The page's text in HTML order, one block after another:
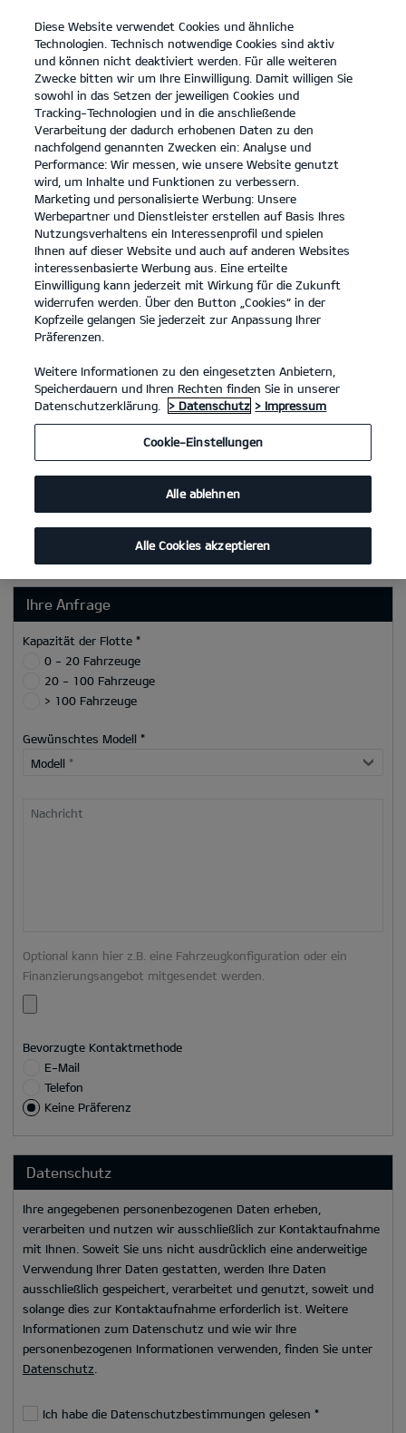
open
menu
KONTAKT
KONTAKT UNTERNEHMEN
KONTAKT UNTERNEHMEN
Ihre Kontaktdaten
Anrede*
Vorname*
Nachname*
Unternehmen*
Straße/Nr.
E-Mail*
Ihre Anfrage
Kapazität der Flotte *
0 - 20 Fahrzeuge
20 - 100 Fahrzeuge
> 100 Fahrzeuge
Gewünschtes Modell *
Modell *
Nachricht
Optional kann hier z.B. eine Fahrzeugkonfiguration oder ein
Finanzierungsangebot mitgesendet werden.
Bevorzugte Kontaktmethode
E-Mail
Telefon
Keine Präferenz
Datenschutz
Ihre angegebenen personenbezogenen Daten erheben,
verarbeiten und nutzen wir ausschließlich zur Kontaktaufnahme
mit Ihnen. Soweit Sie uns nicht ausdrücklich eine anderweitige
Verwendung Ihrer Daten gestatten, werden Ihre Daten
ausschließlich gespeichert, verarbeitet und genutzt, soweit und
solange dies zur Kontaktaufnahme erforderlich ist. Weitere
Informationen zum Datenschutz und wie wir Ihre
personenbezogenen Informationen verwenden, finden Sie unter
Datenschutz
Ich habe die Datenschutzbestimmungen gelesen *
Diese Website verwendet Cookies und ähnliche
Technologien. Technisch notwendige Cookies sind aktiv
und können nicht deaktiviert werden. Für alle weiteren
Zwecke bitten wir um Ihre Einwilligung. Damit willigen Sie
sowohl in das Setzen der jeweiligen Cookies und
Tracking-Technologien und in die anschließende
Verarbeitung der dadurch erhobenen Daten zu den
nachfolgend genannten Zwecken ein: Analyse und
Performance: Wir messen, wie unsere Website genutzt
wird, um Inhalte und Funktionen zu verbessern.
Marketing und personalisierte Werbung: Unsere
Werbepartner und Dienstleister erstellen auf Basis Ihres
Nutzungsverhaltens ein Interessenprofil und spielen
Ihnen auf dieser Website und auch auf anderen Websites
interessenbasierte Werbung aus. Eine erteilte
Einwilligung kann jederzeit mit Wirkung für die Zukunft
widerrufen werden. Über den Button „Cookies“ in der
Kopfzeile gelangen Sie jederzeit zur Anpassung Ihrer
Präferenzen.
Weitere Informationen zu den eingesetzten Anbietern,
Speicherdauern und Ihren Rechten finden Sie in unserer
Datenschutzerklärung.
> Datenschutz > Impressum
Cookie-Einstellungen
Alle ablehnen
Alle Cookies akzeptieren